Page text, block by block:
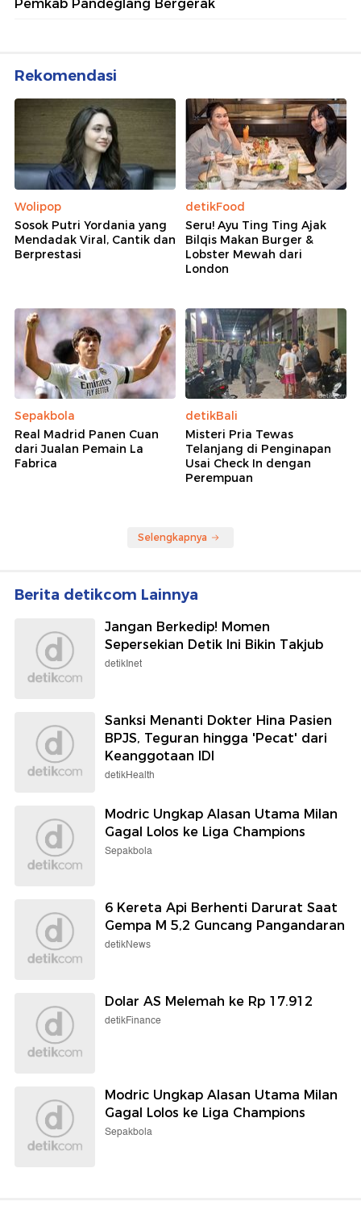
Pemkab Pandeglang Bergerak
Rekomendasi
Wolipop
Sosok Putri Yordania yang
Mendadak Viral, Cantik dan
Berprestasi
detikFood
Seru! Ayu Ting Ting Ajak
Bilqis Makan Burger &
Lobster Mewah dari
London
Sepakbola
Real Madrid Panen Cuan
dari Jualan Pemain La
Fabrica
detikBali
Misteri Pria Tewas
Telanjang di Penginapan
Usai Check In dengan
Perempuan
Selengkapnya
Berita detikcom Lainnya
Jangan Berkedip! Momen
Sepersekian Detik Ini Bikin Takjub
detikInet
Sanksi Menanti Dokter Hina Pasien
BPJS, Teguran hingga 'Pecat' dari
Keanggotaan IDI
detikHealth
Modric Ungkap Alasan Utama Milan
Gagal Lolos ke Liga Champions
Sepakbola
6 Kereta Api Berhenti Darurat Saat
Gempa M 5,2 Guncang Pangandaran
detikNews
Dolar AS Melemah ke Rp 17.912
detikFinance
Modric Ungkap Alasan Utama Milan
Gagal Lolos ke Liga Champions
Sepakbola